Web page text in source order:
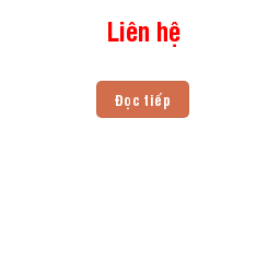
Liên hệ
Đọc tiếp